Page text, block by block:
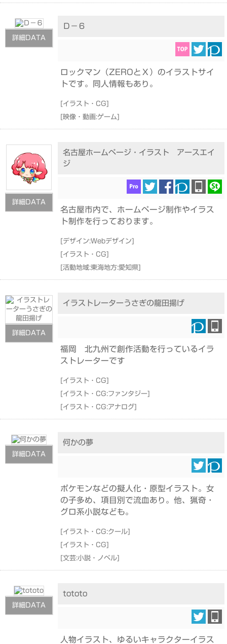
詳細DATA
Ｄ－６
ロックマン（ZEROとＸ）のイラストサイ
トです。同人情報もあり。
[イラスト・CG]
[映像・動画:ゲーム]
詳細DATA
名古屋ホームページ・イラスト アースエイ
ジ
名古屋市内で、ホームページ制作やイラス
ト制作を行っております。
[デザイン:Webデザイン]
[イラスト・CG]
[活動地域:東海地方:愛知県]
詳細DATA
イラストレーターうさぎの龍田揚げ
福岡 北九州で創作活動を行っているイラ
ストレーターです
[イラスト・CG]
[イラスト・CG:ファンタジー]
[イラスト・CG:アナログ]
詳細DATA
何かの夢
ポケモンなどの擬人化・原型イラスト。女
の子多め、項目別で流血あり。他、猟奇・
グロ系小説なども。
[イラスト・CG:クール]
[イラスト・CG]
[文芸:小説・ノベル]
詳細DATA
tototo
人物イラスト、ゆるいキャラクターイラス